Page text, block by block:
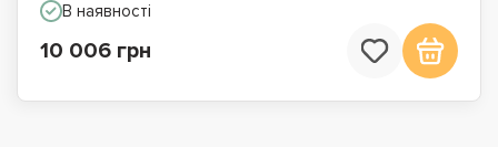
В наявності
10 006 грн